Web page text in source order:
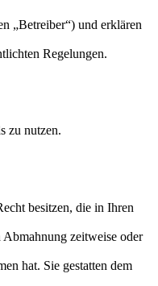
„Betreiber“) und erklären
Regelungen.
zu nutzen.
besitzen, die in Ihren
zeitweise oder
hat. Sie gestatten dem